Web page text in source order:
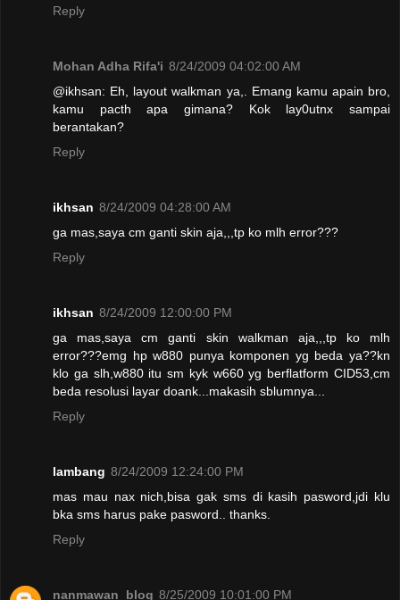
Reply
Mohan Adha Rifa'i 8/24/2009 04:02:00 AM
@ikhsan: Eh, layout walkman ya,. Emang kamu apain bro,
kamu pacth apa gimana? Kok lay0utnx sampai
berantakan?
Reply
ikhsan 8/24/2009 04:28:00 AM
ga mas,saya cm ganti skin aja,,,tp ko mlh error???
Reply
ikhsan 8/24/2009 12:00:00 PM
ga mas,saya cm ganti skin walkman aja,,,tp ko mlh
error???emg hp w880 punya komponen yg beda ya??kn
klo ga slh,w880 itu sm kyk w660 yg berflatform CID53,cm
beda resolusi layar doank...makasih sblumnya...
Reply
lambang 8/24/2009 12:24:00 PM
mas mau nax nich,bisa gak sms di kasih pasword,jdi klu
bka sms harus pake pasword.. thanks.
Reply
nanmawan_blog 8/25/2009 10:01:00 PM